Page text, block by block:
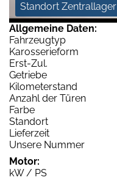
Standort Zentrallager
Allgemeine Daten:
Fahrzeugtyp
Karosserieform
Erst-Zul.
Getriebe
Kilometerstand
Anzahl der Türen
Farbe
Standort
Lieferzeit
Unsere Nummer
Motor:
kW / PS